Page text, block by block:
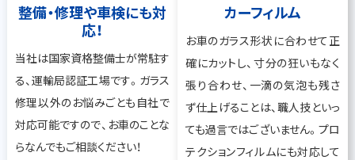
整備・修理や車検にも対
応！
当社は国家資格整備士が常駐す
る、運輸局認証工場です。ガラス
修理以外のお悩みごとも自社で
対応可能ですので、お車のことな
らなんでもご相談ください！
カーフィルム
お車のガラス形状に合わせて正
確にカットし、寸分の狂いもなく
張り合わせ、一滴の気泡も残さ
ず仕上げることは、職人技といっ
ても過言ではございません。プロ
テクションフィルムにも対応して